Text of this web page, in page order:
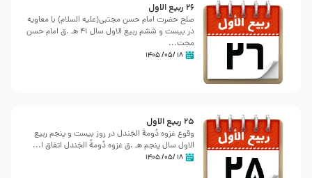
26 ربيع الاول
صلح حضرت امام حسن مجتبی(علیه السلام) با معاویه
در بیست و ششم ربیع الاول سال 41 هـ .ق امام حسن
مجت...
۱۸ /۰۵/ ۱۴۰۵
25 ربيع الاول
وقوع غزوه دُومةُ الجَندل در روز بیست و پنجم ربیع
الاول سال پنجم هـ .ق غزوه دُومةُ الجَندل اتفاق ا...
۱۸ /۰۵/ ۱۴۰۵